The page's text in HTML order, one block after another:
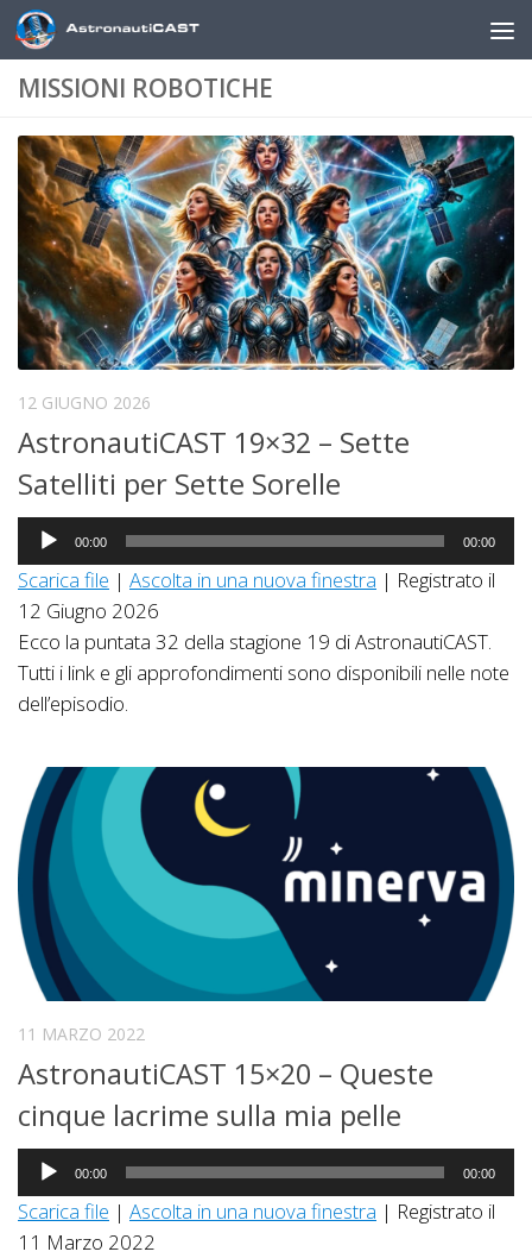
Sotto il contenuto
MISSIONI ROBOTICHE
12 GIUGNO 2026
AstronautiCAST 19×32 – Sette
Satelliti per Sette Sorelle
Audio
Player
00:00 00:00
Scarica file | Ascolta in una nuova finestra | Registrato il
12 Giugno 2026
Ecco la puntata 32 della stagione 19 di AstronautiCAST.
Tutti i link e gli approfondimenti sono disponibili nelle note
dell’episodio.
11 MARZO 2022
AstronautiCAST 15×20 – Queste
cinque lacrime sulla mia pelle
Audio
Player
00:00 00:00
Scarica file | Ascolta in una nuova finestra | Registrato il
11 Marzo 2022